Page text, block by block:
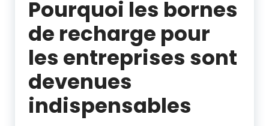
Pourquoi les bornes
de recharge pour
les entreprises sont
devenues
indispensables